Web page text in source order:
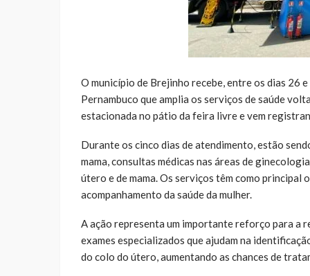
O município de Brejinho recebe, entre os dias 26
Pernambuco que amplia os serviços de saúde
estacionada no pátio da feira livre e vem
Durante os cinco dias de atendimento, estão
mama, consultas médicas nas áreas de
útero e de mama. Os serviços têm como
acompanhamento da saúde da mulher.
A ação representa um importante reforço para a
exames especializados que ajudam na
do colo do útero, aumentando as chances de